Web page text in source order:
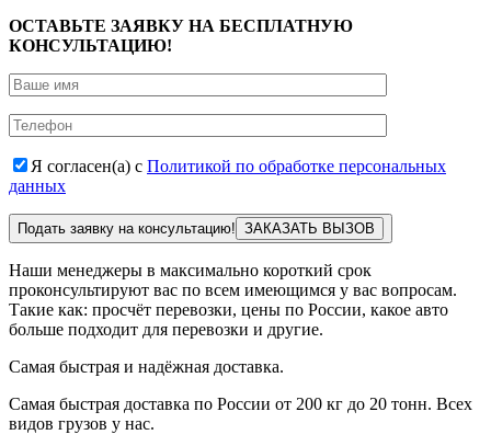
ОСТАВЬТЕ ЗАЯВКУ НА БЕСПЛАТНУЮ
КОНСУЛЬТАЦИЮ!
Я согласен(а) с Политикой по обработке персональных
данных
Подать заявку на консультацию!
Наши менеджеры в максимально короткий срок
проконсультируют вас по всем имеющимся у вас вопросам.
Такие как: просчёт перевозки, цены по России, какое авто
больше подходит для перевозки и другие.
Самая быстрая и надёжная доставка.
Самая быстрая доставка по России от 200 кг до 20 тонн. Всех
видов грузов у нас.